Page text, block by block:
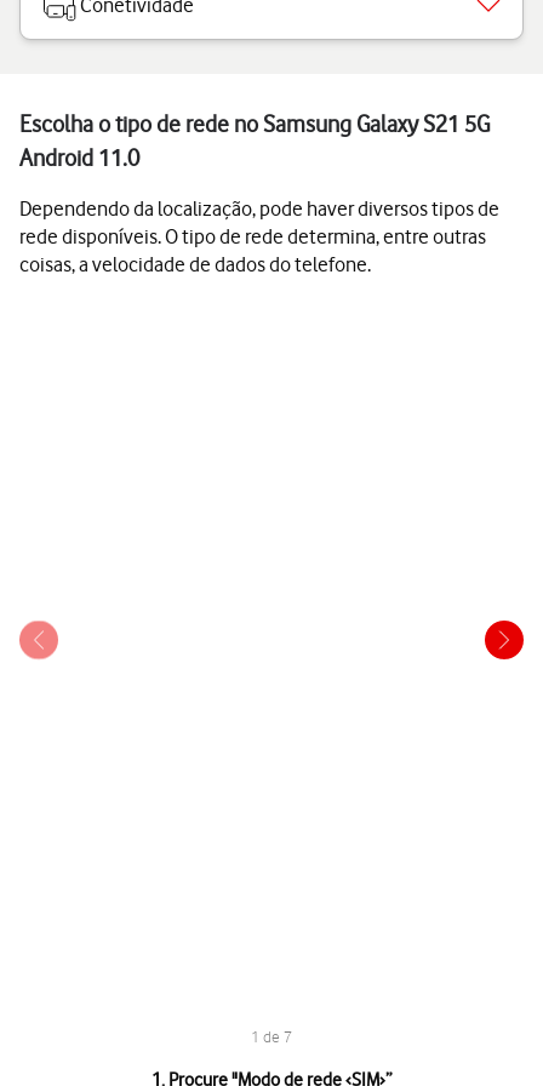
Conetividade
Escolha o tipo de rede no Samsung Galaxy S21 5G
Android 11.0
Dependendo da localização, pode haver diversos tipos de
rede disponíveis. O tipo de rede determina, entre outras
coisas, a velocidade de dados do telefone.
1 de 7
1. Procure "Modo de rede ‹SIM›”